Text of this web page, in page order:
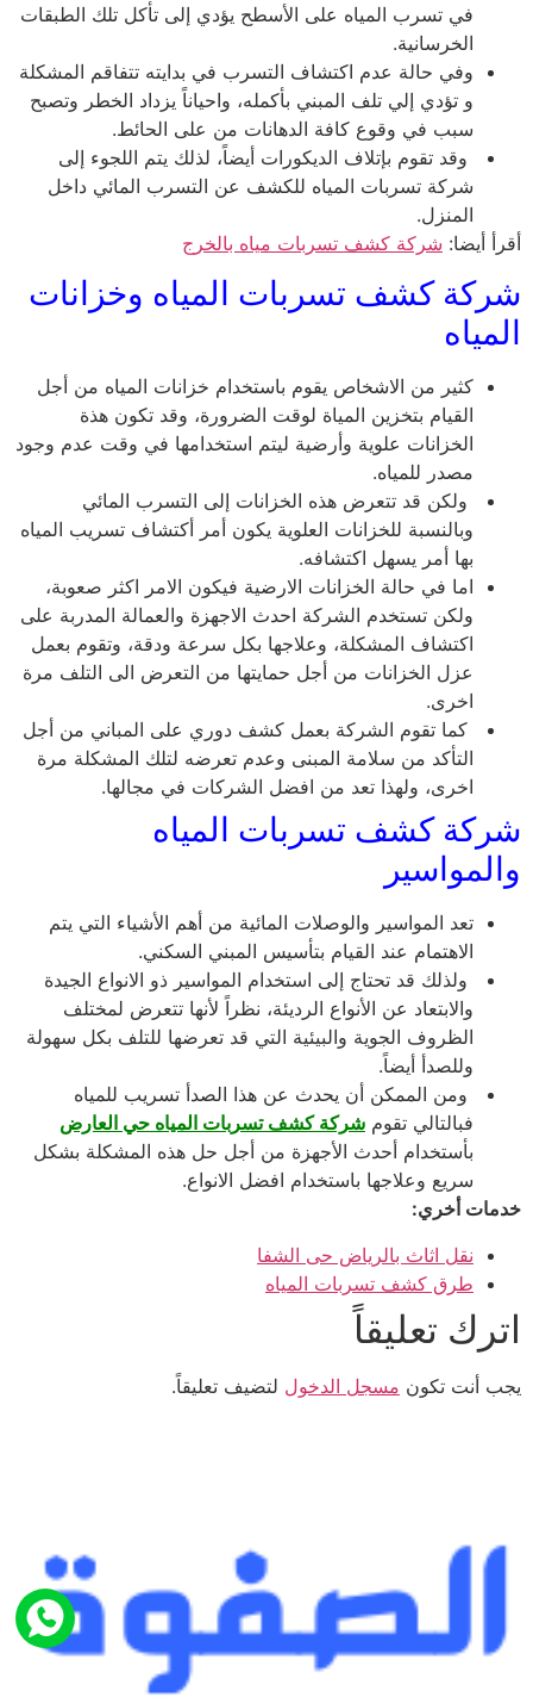
في تسرب المياه على الأسطح يؤدي إلى تأكل تلك الطبقات
الخرسانية.
وفي حالة عدم اكتشاف التسرب في بدايته تتفاقم المشكلة
و تؤدي إلي تلف المبني بأكمله، واحياناً يزداد الخطر وتصبح
سبب في وقوع كافة الدهانات من على الحائط.
وقد تقوم بإتلاف الديكورات أيضاً، لذلك يتم اللجوء إلى
شركة تسربات المياه للكشف عن التسرب المائي داخل
المنزل.
أقرأ أيضا: شركة كشف تسربات مياه بالخرج
شركة كشف تسربات المياه وخزانات
المياه
كثير من الاشخاص يقوم باستخدام خزانات المياه من أجل
القيام بتخزين المياة لوقت الضرورة، وقد تكون هذة
الخزانات علوية وأرضية ليتم استخدامها في وقت عدم وجود
مصدر للمياه.
ولكن قد تتعرض هذه الخزانات إلى التسرب المائي
وبالنسبة للخزانات العلوية يكون أمر أكتشاف تسريب المياه
بها أمر يسهل اكتشافه.
اما في حالة الخزانات الارضية فيكون الامر اكثر صعوبة،
ولكن تستخدم الشركة احدث الاجهزة والعمالة المدربة على
اكتشاف المشكلة، وعلاجها بكل سرعة ودقة، وتقوم بعمل
عزل الخزانات من أجل حمايتها من التعرض الى التلف مرة
اخرى.
كما تقوم الشركة بعمل كشف دوري على المباني من أجل
التأكد من سلامة المبنى وعدم تعرضه لتلك المشكلة مرة
اخرى، ولهذا تعد من افضل الشركات في مجالها.
شركة كشف تسربات المياه
والمواسير
تعد المواسير والوصلات المائية من أهم الأشياء التي يتم
الاهتمام عند القيام بتأسيس المبني السكني.
ولذلك قد تحتاج إلى استخدام المواسير ذو الانواع الجيدة
والابتعاد عن الأنواع الرديئة، نظراً لأنها تتعرض لمختلف
الظروف الجوية والبيئية التي قد تعرضها للتلف بكل سهولة
وللصدأ أيضاً.
ومن الممكن أن يحدث عن هذا الصدأ تسريب للمياه
فبالتالي تقوم شركة كشف تسربات المياه حي العارض
بأستخدام أحدث الأجهزة من أجل حل هذه المشكلة بشكل
سريع وعلاجها باستخدام افضل الانواع.
خدمات أخري:
نقل اثاث بالرياض حى الشفا
طرق كشف تسربات المياه
اترك تعليقاً
يجب أنت تكون مسجل الدخول لتضيف تعليقاً.